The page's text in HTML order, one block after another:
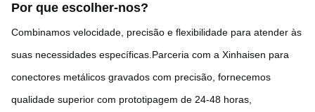
Por que escolher-nos?
Combinamos velocidade, precisão e flexibilidade para atender às
suas necessidades específicas.Parceria com a Xinhaisen para
conectores metálicos gravados com precisão, fornecemos
qualidade superior com prototipagem de 24-48 horas,